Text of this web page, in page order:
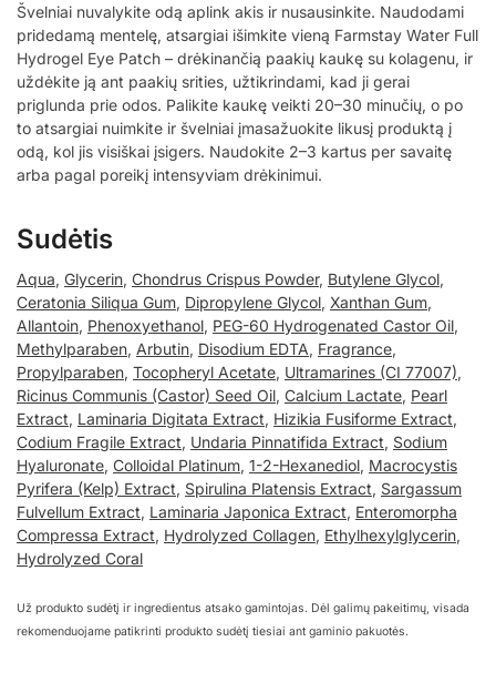
Švelniai nuvalykite odą aplink akis ir nusausinkite. Naudodami
pridedamą mentelę, atsargiai išimkite vieną Farmstay Water Full
Hydrogel Eye Patch – drėkinančią paakių kaukę su kolagenu, ir
uždėkite ją ant paakių srities, užtikrindami, kad ji gerai
priglunda prie odos. Palikite kaukę veikti 20–30 minučių, o po
to atsargiai nuimkite ir švelniai įmasažuokite likusį produktą į
odą, kol jis visiškai įsigers. Naudokite 2–3 kartus per savaitę
arba pagal poreikį intensyviam drėkinimui.
Sudėtis
Aqua, Glycerin, Chondrus Crispus Powder, Butylene Glycol,
Ceratonia Siliqua Gum, Dipropylene Glycol, Xanthan Gum,
Allantoin, Phenoxyethanol, PEG-60 Hydrogenated Castor Oil,
Methylparaben, Arbutin, Disodium EDTA, Fragrance,
Propylparaben, Tocopheryl Acetate, Ultramarines (CI 77007),
Ricinus Communis (Castor) Seed Oil, Calcium Lactate, Pearl
Extract, Laminaria Digitata Extract, Hizikia Fusiforme Extract,
Codium Fragile Extract, Undaria Pinnatifida Extract, Sodium
Hyaluronate, Colloidal Platinum, 1-2-Hexanediol, Macrocystis
Pyrifera (Kelp) Extract, Spirulina Platensis Extract, Sargassum
Fulvellum Extract, Laminaria Japonica Extract, Enteromorpha
Compressa Extract, Hydrolyzed Collagen, Ethylhexylglycerin,
Hydrolyzed Coral
Už produkto sudėtį ir ingredientus atsako gamintojas. Dėl galimų pakeitimų, visada
rekomenduojame patikrinti produkto sudėtį tiesiai ant gaminio pakuotės.